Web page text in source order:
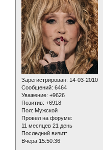
Зарегистрирован: 14-03-2010
Сообщений: 6464
Уважение: +9626
Позитив: +6918
Пол: Мужской
Провел на форуме:
11 месяцев 21 день
Последний визит:
Вчера 15:50:36